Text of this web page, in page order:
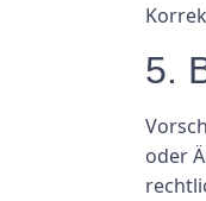
5.
oder